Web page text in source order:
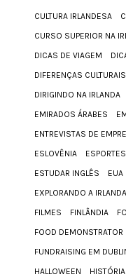
CULTURA IRLANDESA
CURSO SUPERIOR NA
DICAS DE VIAGEM
DIFERENÇAS CULTURAIS
DIRIGINDO NA IRLANDA
EMIRADOS ÁRABES
ENTREVISTAS DE
ESLOVÊNIA
ESTUDAR INGLÊS
EUA
EXPLORANDO A IRLANDA
FILMES
FINLÂNDIA
FOOD DEMONSTRATOR
FUNDRAISING EM
HALLOWEEN